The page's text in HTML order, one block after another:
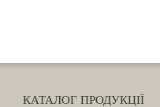
КАТАЛОГ ПРОДУКЦІЇ